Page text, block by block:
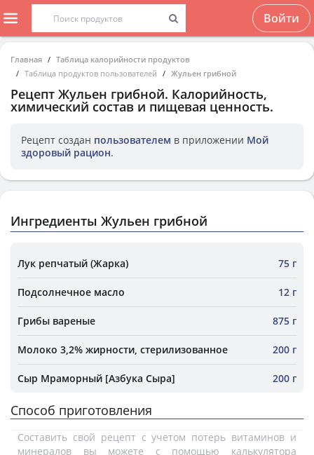
Войти
Главная
Таблица калорийности продуктов
Таблица продуктов пользователей
Жульен грибной
Рецепт Жульен грибной. Калорийность,
химический состав и пищевая ценность.
Рецепт создан пользователем в приложении Мой
здоровый рацион.
Ингредиенты Жульен грибной
Лук репчатый (Жарка) 75 г
Подсолнечное масло 12 г
Грибы вареные 875 г
Молоко 3,2% жирности, стерилизованное 200 г
Сыр Мраморный [Азбука Сыра] 200 г
Способ приготовления
Составить свой рецепт с учетом потерь витаминов и
минералов вы можете с помощью калькулятора